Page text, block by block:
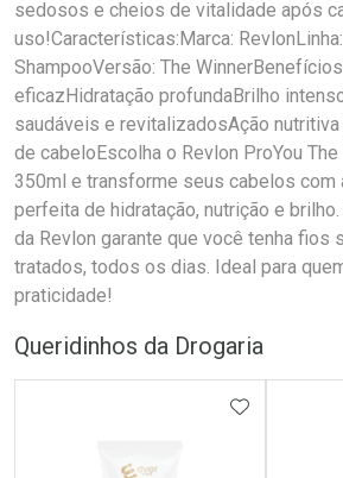
sedosos e cheios de vitalidade após
uso!Características:Marca:
ShampooVersão: The
eficazHidratação profundaBrilho
saudáveis e revitalizadosAção
de cabeloEscolha o Revlon ProYou
350ml e transforme seus cabelos com
perfeita de hidratação, nutrição e
da Revlon garante que você tenha fios
tratados, todos os dias. Ideal para
praticidade!
Queridinhos da Drogaria